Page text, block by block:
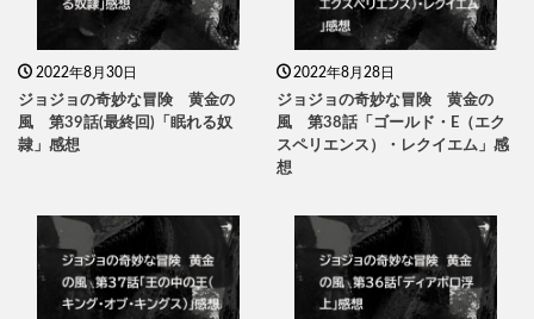
2022年8月30日
ジョジョの奇妙な冒険 黄金の
風 第39話(最終回)「眠れる奴
隷」感想
2022年8月28日
ジョジョの奇妙な冒険 黄金の
風 第38話「ゴールド・E（エク
スペリエンス）・レクイエム」感
想